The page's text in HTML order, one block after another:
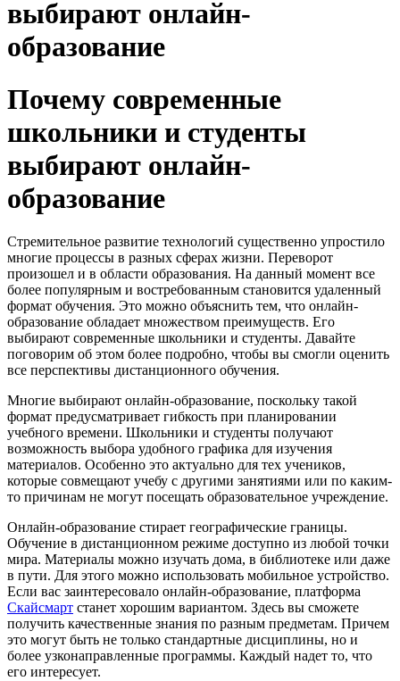
выбирают онлайн-
образование
Почему современные
школьники и студенты
выбирают онлайн-
образование
Стремительное развитие технологий существенно упростило
многие процессы в разных сферах жизни. Переворот
произошел и в области образования. На данный момент все
более популярным и востребованным становится удаленный
формат обучения. Это можно объяснить тем, что онлайн-
образование обладает множеством преимуществ. Его
выбирают современные школьники и студенты. Давайте
поговорим об этом более подробно, чтобы вы смогли оценить
все перспективы дистанционного обучения.
Многие выбирают онлайн-образование, поскольку такой
формат предусматривает гибкость при планировании
учебного времени. Школьники и студенты получают
возможность выбора удобного графика для изучения
материалов. Особенно это актуально для тех учеников,
которые совмещают учебу с другими занятиями или по каким-
то причинам не могут посещать образовательное учреждение.
Онлайн-образование стирает географические границы.
Обучение в дистанционном режиме доступно из любой точки
мира. Материалы можно изучать дома, в библиотеке или даже
в пути. Для этого можно использовать мобильное устройство.
Если вас заинтересовало онлайн-образование, платформа
Скайсмарт станет хорошим вариантом. Здесь вы сможете
получить качественные знания по разным предметам. Причем
это могут быть не только стандартные дисциплины, но и
более узконаправленные программы. Каждый надет то, что
его интересует.